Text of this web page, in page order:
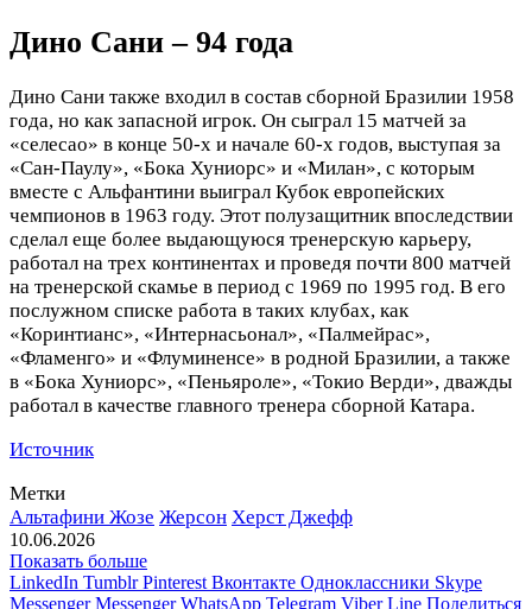
Дино Сани – 94 года
Дино Сани также входил в состав сборной Бразилии 1958
года, но как запасной игрок. Он сыграл 15 матчей за
«селесао» в конце 50-х и начале 60-х годов, выступая за
«Сан-Паулу», «Бока Хуниорс» и «Милан», с которым
вместе с Альфантини выиграл Кубок европейских
чемпионов в 1963 году. Этот полузащитник впоследствии
сделал еще более выдающуюся тренерскую карьеру,
работал на трех континентах и ​​проведя почти 800 матчей
на тренерской скамье в период с 1969 по 1995 год. В его
послужном списке работа в таких клубах, как
«Коринтианс», «Интернасьонал», «Палмейрас»,
«Фламенго» и «Флуминенсе» в родной Бразилии, а также
в «Бока Хуниорс», «Пеньяроле», «Токио Верди», дважды
работал в качестве главного тренера сборной Катара.
Источник
Метки
Альтафини Жозе Жерсон Херст Джефф
10.06.2026
Показать больше
LinkedIn Tumblr Pinterest Вконтакте Одноклассники Skype
Messenger Messenger WhatsApp Telegram Viber Line Поделиться